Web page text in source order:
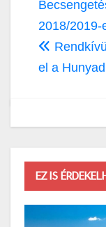
2018/2019-
el a
EZ IS